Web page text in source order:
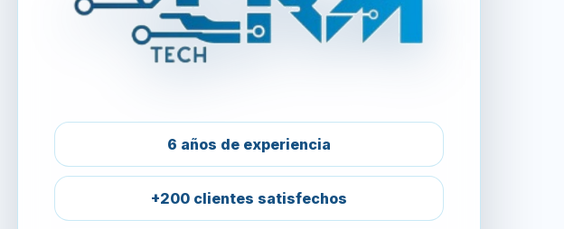
6 años de experiencia
+200 clientes satisfechos